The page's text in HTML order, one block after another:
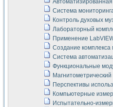
Система
Контроль духовых
Лабораторный
Применение
Создание комплекса
Система
Функциональные
Перспективы
Компьютерные
Испытательно-